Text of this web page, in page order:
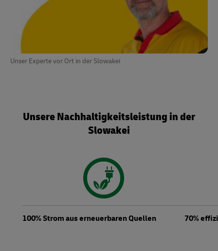
Unser Experte vor Ort in der Slowakei
Unsere Nachhaltigkeitsleistung in der
Slowakei
100% Strom aus erneuerbaren Quellen 70%